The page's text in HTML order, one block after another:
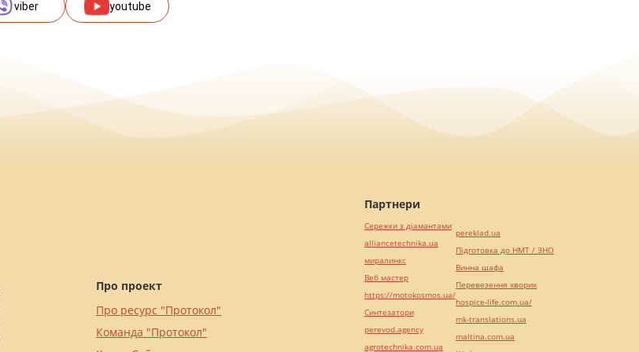
viber youtube
Про проект
Про ресурс "Протокол"
Команда "Протокол"
Партнери
Сережки з діамантами
alliancetechnika.ua
миралинкс
Веб мастер
https://motokosmos.ua/
Синтезатори
perevod.agency
agrotechnika.com.ua
pereklad.ua
Підготовка до НМТ / ЗНО
Винна шафа
Перевезення хворих
hospice-life.com.ua/
mk-translations.ua
maltina.com.ua